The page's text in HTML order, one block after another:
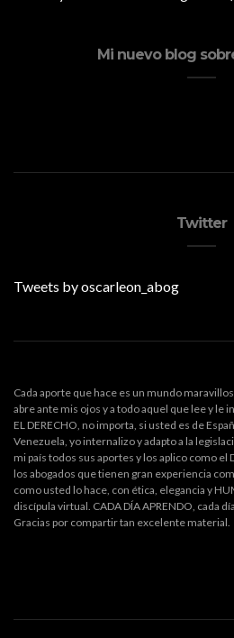
Mi nuevo blog
Twitter
Tweets by oscarleon_abog
Cada aporte que hace es un mundo
abre ante mis ojos y a todo aquel que lee y le
EL DERECHO, no importa, si usted es de
Venezuela, yo internalizo y adapto a la
mi país todos sus aportes y los aplico como
los abogados que tienen gran experiencia
como usted lo hace, con ética, elegancia y
discípula virtual. CADA DÍA APRENDO, cada
Gracias por compartir tan excelente material.